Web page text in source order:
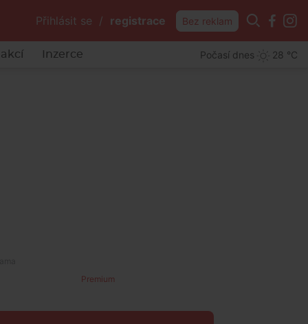
Přihlásit se / registrace Bez reklam
Inzerce Počasí dnes 28 °C
Premium